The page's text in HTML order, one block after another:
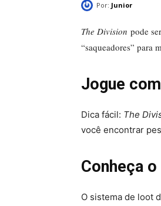
Por: Junior
The Division pode
“saqueadores” para
Jogue
Dica fácil: The
você encontrar
Conheça
O sistema de loot